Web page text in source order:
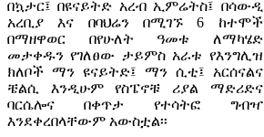
በኳታር፤ በዩናይትድ አረብ ኢምሬትስ፤ በሳውዲ
አረቢያ እና በባህሬን በሚገኙ 6 ከተሞች
በማዘዋወር በየሁለት ዓመቱ ለማካሄድ
መታቀዱን የገለፀው ታይምስ አራቱ የእንግሊዝ
ክለቦች ማን ዩናይትድ፤ ማን ሲቲ፤ አርሰናልና
ቼልሲ እንዲሁም የስፔኖቹ ሪያል ማድሪድና
ባርሴሎና በቀጥታ የተሳትፎ ግብዣ
እንደቀረበላቸውም አውስቷል፡፡